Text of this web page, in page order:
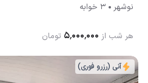
نوشهر 3 خوابه
هر شب از ۵٬۰۰۰٬۰۰۰ تومان
آنی (رزرو فوری)